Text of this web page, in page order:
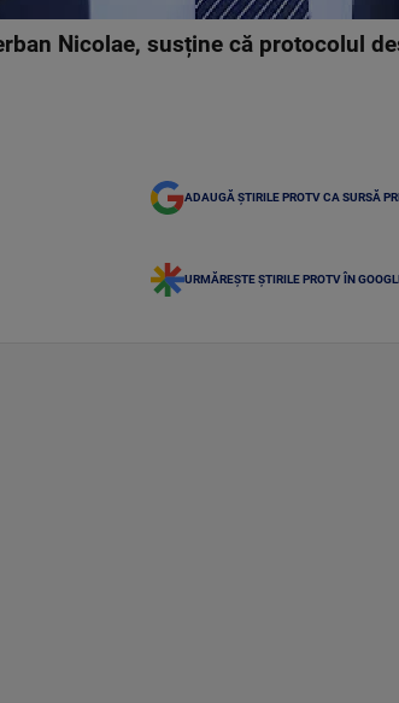
Nicolae, susține că protocolul
ADAUGĂ ȘTIRILE PROTV CA SURSĂ
URMĂREȘTE ȘTIRILE PROTV ÎN